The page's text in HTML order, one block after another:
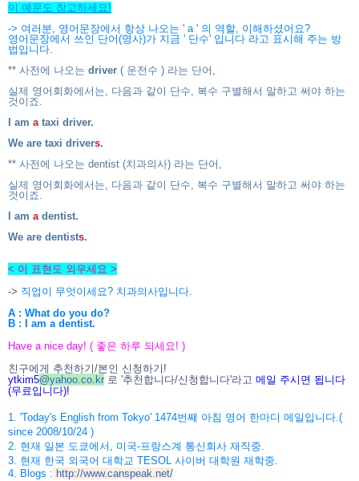
이 예문도 참고하세요!
-> 여러분, 영어문장에서 항상 나오는 ' a ' 의 역할, 이해하셨어요?
영어문장에서 쓰인 단어(명사)가 지금 ' 단수' 입니다 라고 표시해 주는 방
법입니다.
** 사전에 나오는 driver ( 운전수 ) 라는 단어,
실제 영어회화에서는, 다음과 같이 단수, 복수 구별해서 말하고 써야 하는
것이죠.
I am a taxi driver.
We are taxi drivers.
** 사전에 나오는 dentist (치과의사) 라는 단어,
실제 영어회화에서는, 다음과 같이 단수, 복수 구별해서 말하고 써야 하는
것이죠.
I am a dentist.
We are dentists.
< 이 표현도 외우세요 >
-> 직업이 무엇이세요? 치과의사입니다.
A : What do you do?
B : I am a dentist.
Have a nice day! ( 좋은 하루 되세요! )
친구에게 추천하기/본인 신청하기!
ytkim5@yahoo.co.kr 로 '추천합니다/신청합니다'라고 메일 주시면 됩니다
(무료입니다)!
1. 'Today's English from Tokyo' 1474번째 아침 영어 한마디 메일입니다.(
since 2008/10/24 )
2. 현재 일본 도쿄에서, 미국-프랑스계 통신회사 재직중.
3. 현재 한국 외국어 대학교 TESOL 사이버 대학원 재학중.
4. Blogs : http://www.canspeak.net/